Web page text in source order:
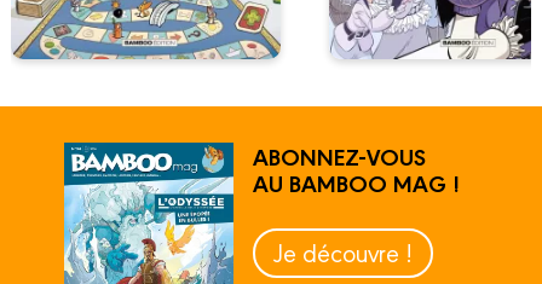
ABONNEZ-VOUS
AU BAMBOO MAG !
Je découvre !